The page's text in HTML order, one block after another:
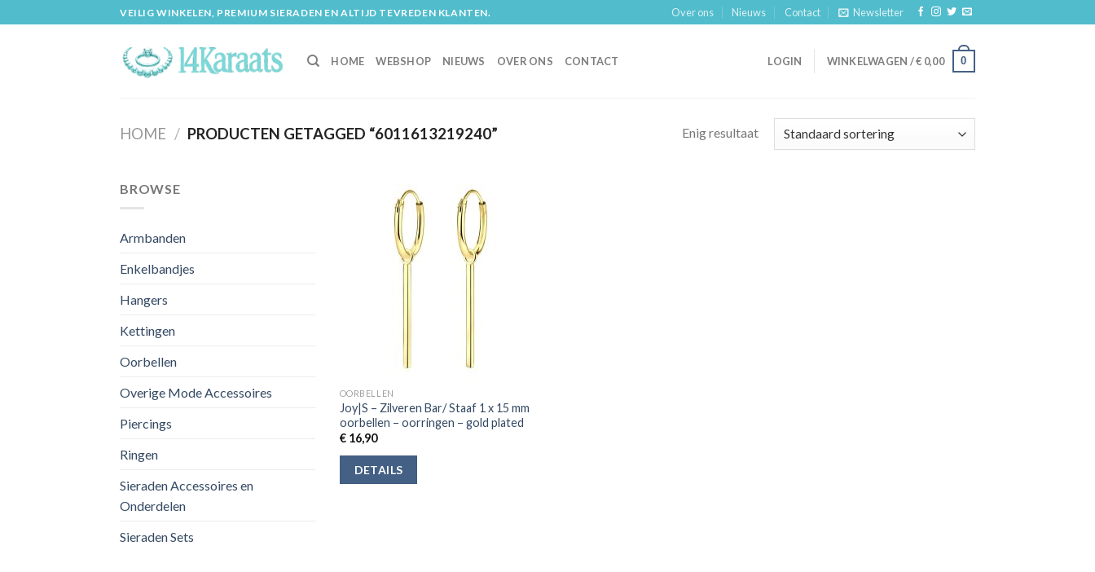
to
VEILIG WINKELEN, PREMIUM SIERADEN EN ALTIJD TEVREDEN KLANTEN. Over ons Nieuws Contact Newsletter
HOME WEBSHOP NIEUWS OVER ONS CONTACT LOGIN WINKELWAGEN /€ 0,00 0
HOME / PRODUCTEN GETAGGED “6011613219240” Enig resultaat
BROWSE
Armbanden
Enkelbandjes
Hangers
Kettingen
Oorbellen
Overige Mode Accessoires
Piercings
Ringen
Sieraden Accessoires en
Onderdelen
Sieraden Sets
OORBELLEN
Joy|S – Zilveren Bar/ Staaf 1 x 15 mm
oorbellen – oorringen – gold plated
€16,90
DETAILS